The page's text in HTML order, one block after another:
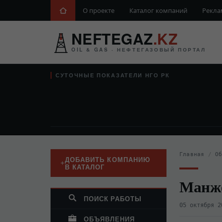
О проекте Каталог компаний
NEFTEGAZ.KZ
OIL & GAS · НЕФТЕГАЗОВЫЙ ПОРТАЛ
СУТОЧНЫЕ ПОКАЗАТЕЛИ НГО РК
ДОБАВИТЬ КОМПАНИЮ
В КАТАЛОГ
ПОИСК РАБОТЫ
ОБЪЯВЛЕНИЯ
Главная /
05 октября